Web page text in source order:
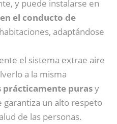
y puede instalarse en
en el conducto de
adaptándose
el sistema extrae aire
a la misma
prácticamente purasy
garantiza un alto respeto
de las personas.